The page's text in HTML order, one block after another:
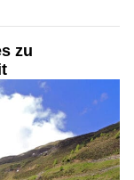
zu